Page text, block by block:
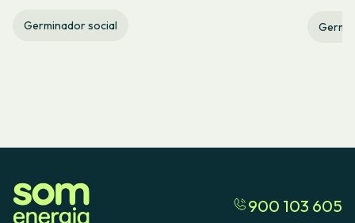
Germinador social
900 103 605